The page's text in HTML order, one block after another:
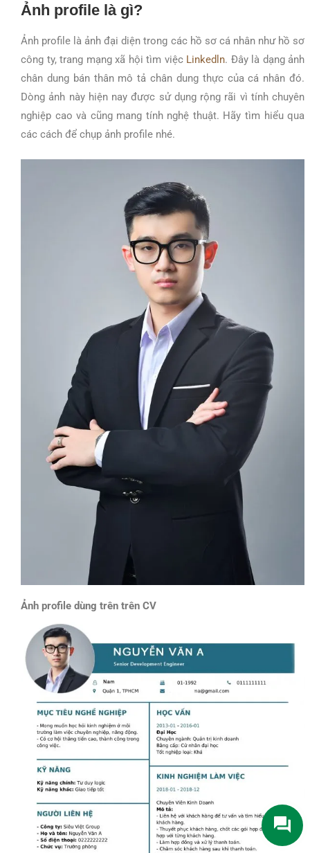
Ảnh profile là gì?
Ảnh profile là ảnh đại diện trong các hồ sơ cá nhân như hồ sơ
công ty, trang mạng xã hội tìm việc Linkedln. Đây là dạng ảnh
chân dung bán thân mô tả chân dung thực của cá nhân đó.
Dòng ảnh này hiện nay được sử dụng rộng rãi vì tính chuyên
nghiệp cao và cũng mang tính nghệ thuật. Hãy tìm hiểu qua
các cách để chụp ảnh profile nhé.
Ảnh profile dùng trên trên CV